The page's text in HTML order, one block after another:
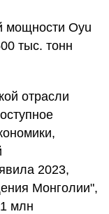
мощности Oyu
тыс. тонн
отрасли
2023,
Монголии",
млн